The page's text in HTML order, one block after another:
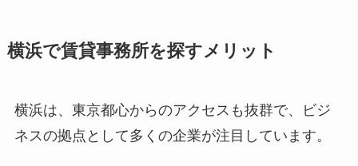
横浜で賃貸事務所を探すメリット
横浜は、東京都心からのアクセスも抜群で、ビジ
ネスの拠点として多くの企業が注目しています。